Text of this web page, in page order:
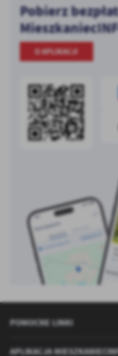
Pobierz
O APLIKACJI
POMOCNE LINKI
APLIKACJA